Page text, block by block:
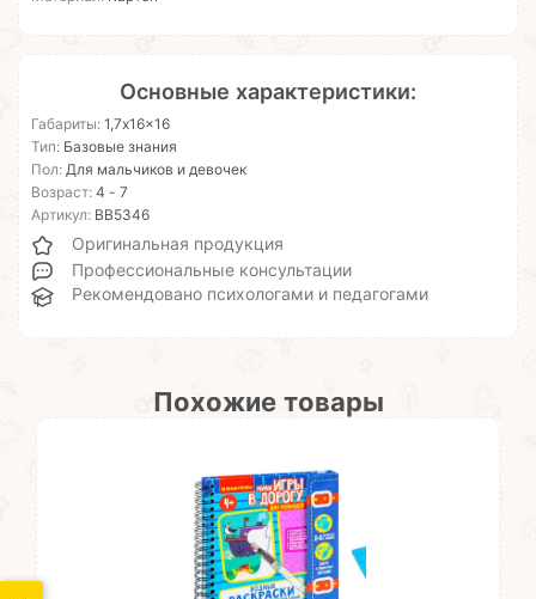
Основные характеристики:
Габариты: 1,7x16x16
Тип: Базовые знания
Пол: Для мальчиков и девочек
Возраст: 4 - 7
Артикул: ВВ5346
Оригинальная продукция
Профессиональные консультации
Рекомендовано психологами и педагогами
Похожие товары